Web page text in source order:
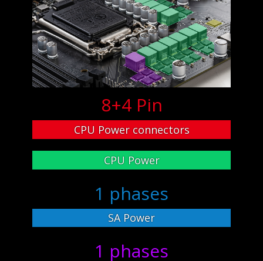
8+4 Pin
CPU Power connectors
CPU Power
1 phases
SA Power
1 phases